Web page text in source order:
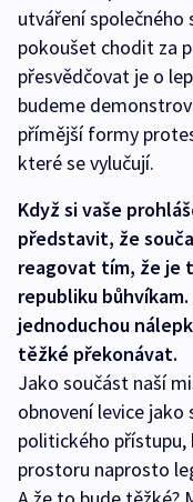
utváření společného
pokoušet chodit za
přesvědčovat je o
budeme
přímější formy
které se vylučují.
Když si vaše
představit, že
reagovat tím, že je
republiku
jednoduchou
těžké překonávat.
Jako součást naší
obnovení levice jako
politického
prostoru naprosto